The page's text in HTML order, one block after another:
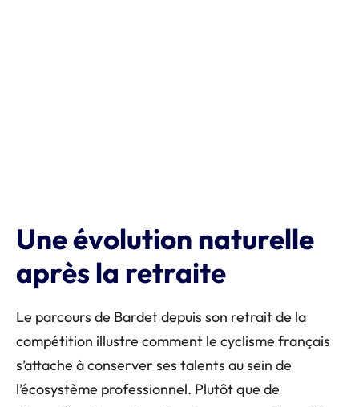
Une évolution naturelle
après la retraite
Le parcours de Bardet depuis son retrait de la
compétition illustre comment le cyclisme français
s’attache à conserver ses talents au sein de
l’écosystème professionnel. Plutôt que de